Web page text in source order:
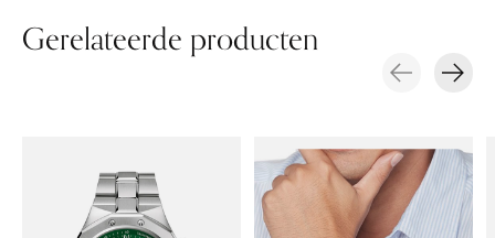
Gerelateerde producten